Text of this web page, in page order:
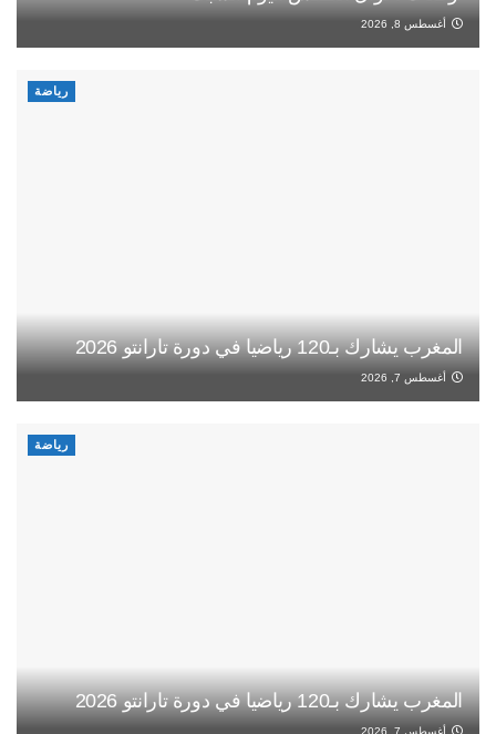
أغسطس 8, 2026
رياضة
المغرب يشارك بـ120 رياضيا في دورة تارانتو 2026
أغسطس 7, 2026
رياضة
المغرب يشارك بـ120 رياضيا في دورة تارانتو 2026
أغسطس 7, 2026